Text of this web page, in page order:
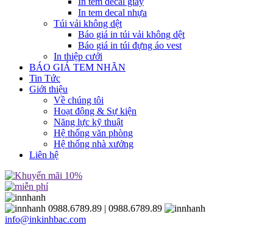
In tem decal nhựa
Túi vải không dệt
Báo giá in túi vải không dệt
Báo giá in túi đựng áo vest
In thiệp cưới
BÁO GIÁ TEM NHÃN
Tin Tức
Giới thiệu
Về chúng tôi
Hoạt động & Sự kiện
Năng lực kỹ thuật
Hệ thống văn phòng
Hệ thống nhà xưởng
Liên hệ
0988.6789.89 | 0988.6789.89
info@inkinhbac.com